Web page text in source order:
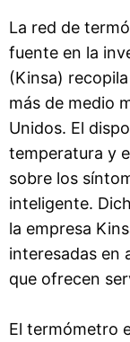
La red de
fuente en la
(Kinsa)
más de medio
Unidos. El
temperatura y
sobre los
inteligente.
la empresa
interesadas en
que ofrecen
El termómetro